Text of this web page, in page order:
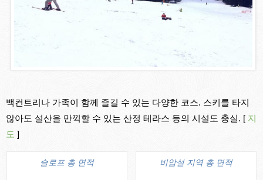
백컨트리나 가족이 함께 즐길 수 있는 다양한 코스. 스키를 타지
않아도 설산을 만끽할 수 있는 산정 테라스 등의 시설도 충실. [ 지
도 ]
슬로프 총 면적 비압설 지역 총 면적